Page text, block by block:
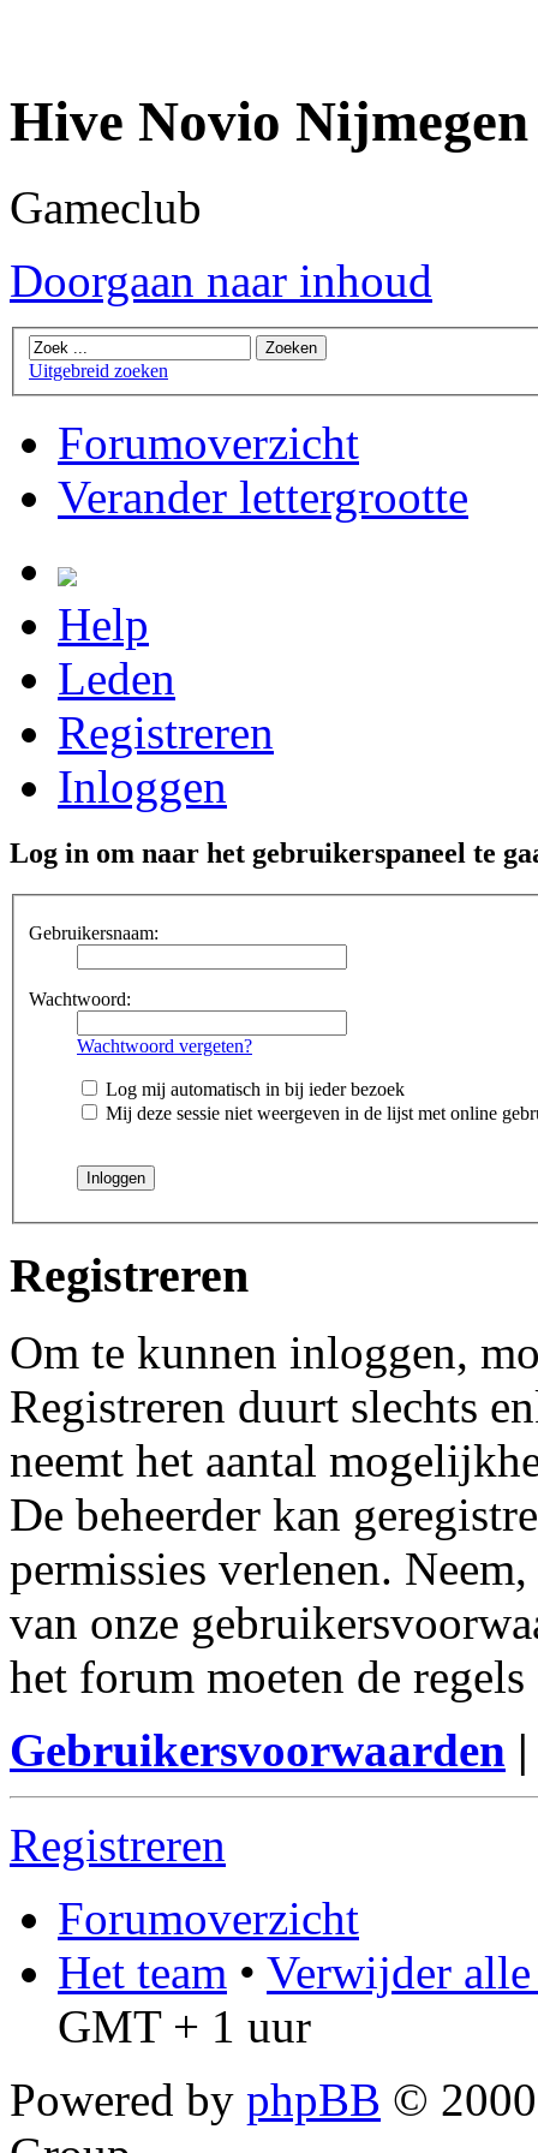
Hive Novio Nijmegen
Gameclub
Doorgaan naar inhoud
Uitgebreid zoeken
Forumoverzicht
Verander lettergrootte
Help
Leden
Registreren
Inloggen
Log in om naar het gebruikerspaneel te
Gebruikersnaam:
Wachtwoord:
Wachtwoord vergeten?
Log mij automatisch in bij ieder bezoek
Mij deze sessie niet weergeven in de lijst met online
Registreren
Om te kunnen inloggen,
Registreren duurt slechts
neemt het aantal
De beheerder kan
permissies verlenen.
van onze
het forum moeten de
Gebruikersvoorwaarden
Registreren
Forumoverzicht
Het team • Verwijder
GMT + 1 uur
Powered by phpBB ©